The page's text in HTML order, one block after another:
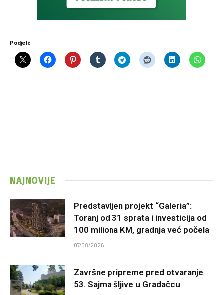
Podjeli:
NAJNOVIJE
Predstavljen projekt “Galeria”:
Toranj od 31 sprata i investicija od
100 miliona KM, gradnja već počela
07/08/2026
Završne pripreme pred otvaranje
53. Sajma šljive u Gradačcu